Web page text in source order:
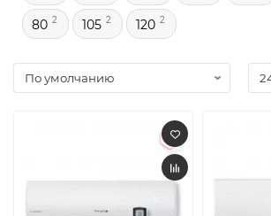
80 2 105 2 120 2